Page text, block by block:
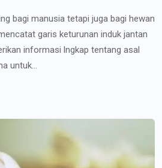
bagi manusia tetapi juga bagi hewan
garis keturunan induk jantan
informasi lngkap tentang asal
untuk...